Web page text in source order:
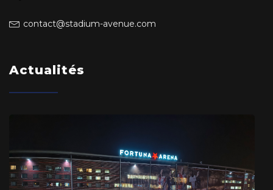
contact@stadium-avenue.com
Actualités